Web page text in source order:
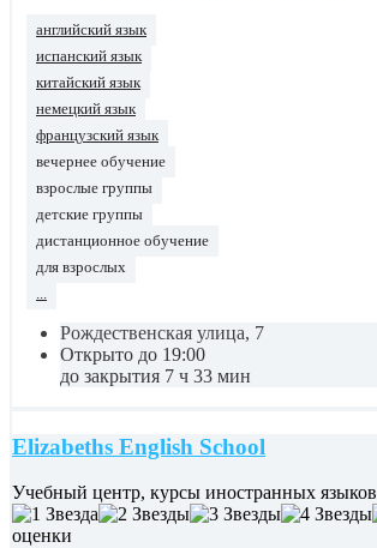
английский язык
испанский язык
китайский язык
немецкий язык
французский язык
вечернее обучение
взрослые группы
детские группы
дистанционное обучение
для взрослых
...
Рождественская улица, 7
Открыто до 19:00
до закрытия 7 ч 33 мин
Elizabeths English School
Учебный центр, курсы иностранных языков
оценки